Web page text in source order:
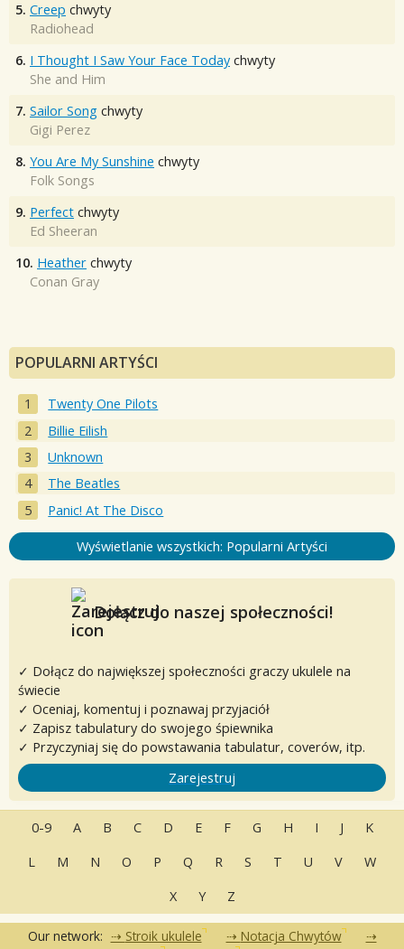
5. Creep chwyty
Radiohead
6. I Thought I Saw Your Face Today chwyty
She and Him
7. Sailor Song chwyty
Gigi Perez
8. You Are My Sunshine chwyty
Folk Songs
9. Perfect chwyty
Ed Sheeran
10. Heather chwyty
Conan Gray
POPULARNI ARTYŚCI
Twenty One Pilots
Billie Eilish
Unknown
The Beatles
Panic! At The Disco
Wyświetlanie wszystkich: Popularni Artyści
Dołącz do naszej społeczności!
✓ Dołącz do największej społeczności graczy ukulele na
świecie
✓ Oceniaj, komentuj i poznawaj przyjaciół
✓ Zapisz tabulatury do swojego śpiewnika
✓ Przyczyniaj się do powstawania tabulatur, coverów, itp.
Zarejestruj
0-9 A B C D E F G H I J
K
L
M N O P Q R S T U V
W
X
Y Z
Our network: Stroik ukulele
Notacja Chwytów